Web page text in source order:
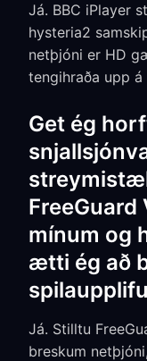
Já. BBC iPlayer
hysteria2
netþjóni er HD
tengihraða upp á
Get ég
FreeGuard
mínum og
ætti ég að
Já. Stilltu
breskum